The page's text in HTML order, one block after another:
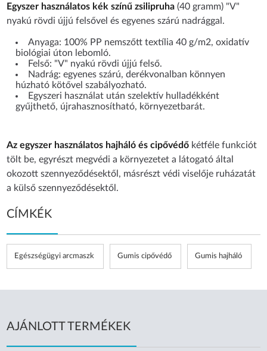
Egyszer használatos kék színű zsilipruha (40 gramm) "V"
nyakú rövdi újjú felsővel és egyenes szárú nadrággal.
Anyaga: 100% PP nemszőtt textília 40 g/m2, oxidatív
biológiai úton lebomló.
Felső: "V" nyakú rövdi újjú felső.
Nadrág: egyenes szárú, derékvonalban könnyen
húzható kötővel szabályozható.
Egyszeri használat után szelektív hulladékként
gyűjthető, újrahasznosítható, környezetbarát.
Az egyszer használatos hajháló és cipővédő kétféle funkciót
tölt be, egyrészt megvédi a környezetet a látogató által
okozott szennyeződésektől, másrészt védi viselője ruházatát
a külső szennyeződésektől.
CÍMKÉK
Egészségügyi arcmaszk Gumis cipővédő Gumis hajháló
AJÁNLOTT TERMÉKEK